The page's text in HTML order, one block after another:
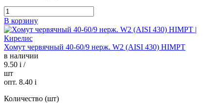
В корзину
Хомут червячный 40-60/9 нерж. W2 (AISI 430) HIMPT
в наличии
9.50 i /
шт
опт. 8.40 i
Количество (шт)